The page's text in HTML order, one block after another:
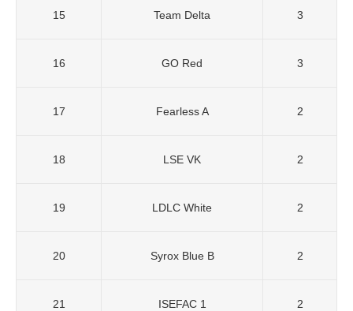
15 Team Delta 3
16 GO Red 3
17 Fearless A 2
18 LSE VK 2
19 LDLC White 2
20 Syrox Blue B 2
21 ISEFAC 1 2